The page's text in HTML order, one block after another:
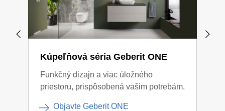
Kúpeľňová séria Geberit ONE
Funkčný dizajn a viac úložného
priestoru, prispôsobená vašim potrebám.
Objavte Geberit ONE